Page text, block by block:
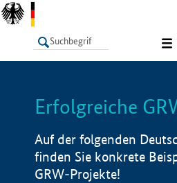
LISTE
Erfolgreiche
Auf der folgenden
finden Sie konkrete
GRW-Projekte!